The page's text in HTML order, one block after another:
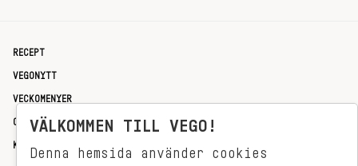
RECEPT
VEGONYTT
VECKOMENYER
OM OSS
KONTAKT
VÄLKOMMEN TILL VEGO!
Denna hemsida använder cookies